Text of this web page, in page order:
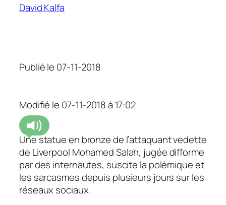
David Kalfa
Publié le 07-11-2018
Modifié le 07-11-2018 à 17:02
Une statue en bronze de l’attaquant vedette
de Liverpool Mohamed Salah, jugée difforme
par des internautes, suscite la polémique et
les sarcasmes depuis plusieurs jours sur les
réseaux sociaux.